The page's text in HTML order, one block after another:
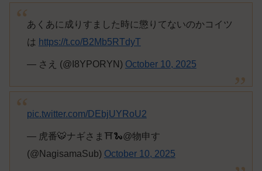
あくあに成りすました時に懲りてないのかコイツ
は https://t.co/B2Mb5RTdyT
— さえ (@I8YPORYN) October 10, 2025
pic.twitter.com/DEbjUYRoU2
— 虎番🐯ナギさま⛩️🐍@物申す
(@NagisamaSub) October 10, 2025